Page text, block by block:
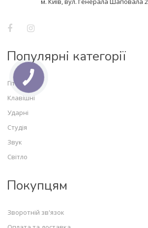
Популярні категорії
Гітари
Клавішні
Ударні
Студія
Звук
Світло
Покупцям
Зворотній зв'язок